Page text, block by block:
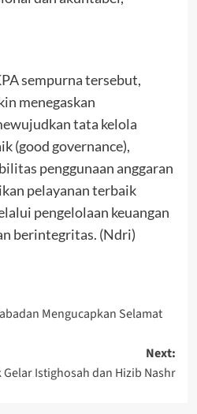
sempurna tersebut,
menegaskan
tata kelola
(good governance),
penggunaan anggaran
pelayanan terbaik
pengelolaan keuangan
berintegritas. (Ndri)
Mengucapkan Selamat
Next:
Gelar Istighosah dan Hizib Nashr